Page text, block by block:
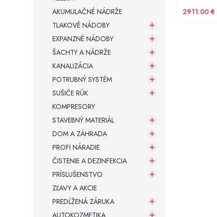
AKUMULAČNÉ NÁDRŽE
TLAKOVÉ NÁDOBY
EXPANZNÉ NÁDOBY
ŠACHTY A NÁDRŽE
KANALIZÁCIA
POTRUBNÝ SYSTÉM
SUŠIČE RÚK
KOMPRESORY
STAVEBNÝ MATERIÁL
DOM A ZÁHRADA
PROFI NÁRADIE
ČISTENIE A DEZINFEKCIA
PRÍSLUŠENSTVO
ZĽAVY A AKCIE
PREDĹŽENÁ ZÁRUKA
AUTOKOZMETIKA
2911.00 €